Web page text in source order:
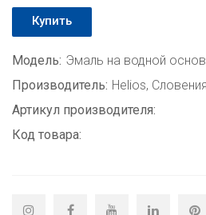
Купить
Модель: Эмаль на водной
Производитель: Helios, Словения
Артикул производителя:
Код товара: